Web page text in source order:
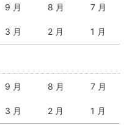
9 月 8 月 7 月
3 月 2 月 1 月
9 月 8 月 7 月
3 月 2 月 1 月